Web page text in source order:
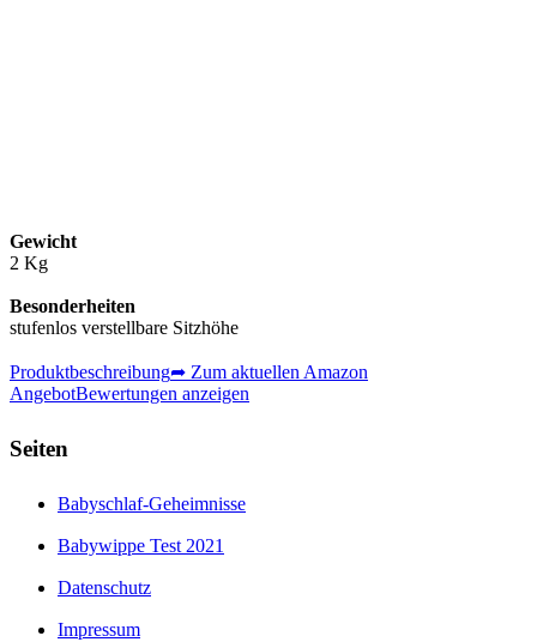
Gewicht
2 Kg
Besonderheiten
stufenlos verstellbare Sitzhöhe
Produktbeschreibung➦ Zum aktuellen Amazon
AngebotBewertungen anzeigen
Seiten
Babyschlaf-Geheimnisse
Babywippe Test 2021
Datenschutz
Impressum